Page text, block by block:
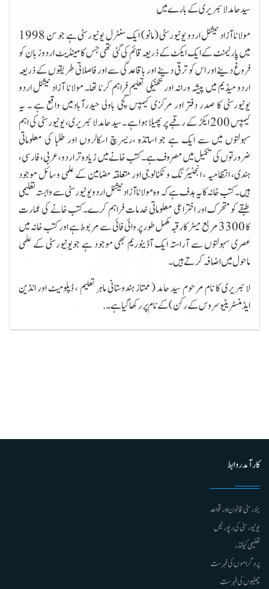
سید حامد لائبریری کے بارے میں
مولانا آزاد نیشنل اردو یونیورسٹی (مانو) ایک سنٹرل یونیورسٹی ہے جو سن 1998
میں پارلیمنٹ کے ایک ایکٹ کے ذریعہ قائم کی گئی تھی جس کا مینڈیٹ اردو زبان کو
فروغ دینے اور اس کو ترقی دینے اور باقاعدگی سے اور فاصلاتی طریقوں کے ذریعہ
اردو میڈیم میں پیشہ ورانہ اور تکنیکی تعلیم فراہم کرنا تھا۔ مولانا آزاد نیشنل اردو
یونیورسٹی کا صدر دفتر اور مرکزی کیمپس گچی باولی حیدرآبادمیں واقع ہے ۔ یہ
کیمپس 200 ایکڑ کے رقبے پر پھیلا ہوا ہے ۔ سید حامد لائبریری، یونیورسٹی کی اہم
سہولتوں میں سے ایک ہے جو اساتذہ ،ریسرچ اسکالروں اور طلبا کی معلوماتی
ضرورتوں کی تکمیل میں مصروف ہے۔کتب خانے میں زیادہ تر اردو، عربی، فارسی،
ہندی، انتظامیہ ، انجنیئرنگ و ٹکنالوجی اور متعلقہ مضامین کے علمی وسائل موجود
ہیں۔ کتب خانہ کا یہ ہدف ہے کہ وہ مولانا آزادنیشنل اردو یونیورسٹی سے وابستہ تعلیمی
طبقے کو متحرک اور اختراعی معلوماتی خدمات فراہم کرے۔کتب خانے کی عمارت
کا 3300 مربع میٹر کا رقبہ مکمل طور پر وائی فائی سے مربوط ہے اور کتب خانہ میں
عصری سہولتوں سے آراستہ ایک آڈیٹوریم بھی موجود ہے جویونیورسٹی کے علمی
ماحول میں اضافہ کرتے ہیں۔
لائبریری کا نام مرحوم سید حامد ( ممتاز ہندوستانی ماہر تعلیم ، ڈپلومیٹ اور انڈین
ایڈمنسٹریٹیو سروس کے رکن ) کے نام پر رکھا گیا ہے۔.
کارآمد روابط
ینورسٹی قانون اور قواعد
یونیورسٹی کی رپورٹیں
تعلیمی کیلنڈر
پروگراموں کی فہرست
چھٹیوں کی فہرست